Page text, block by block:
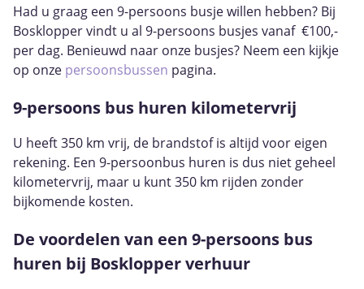
Had u graag een 9-persoons busje willen hebben? Bij
Bosklopper vindt u al 9-persoons busjes vanaf €100,-
per dag. Benieuwd naar onze busjes? Neem een kijkje
op onze persoonsbussen pagina.
9-persoons bus huren kilometervrij
U heeft 350 km vrij, de brandstof is altijd voor eigen
rekening. Een 9-persoonbus huren is dus niet geheel
kilometervrij, maar u kunt 350 km rijden zonder
bijkomende kosten.
De voordelen van een 9-persoons bus
huren bij Bosklopper verhuur